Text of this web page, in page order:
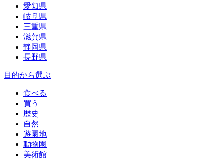
愛知県
岐阜県
三重県
滋賀県
静岡県
長野県
目的から選ぶ
食べる
買う
歴史
自然
遊園地
動物園
美術館